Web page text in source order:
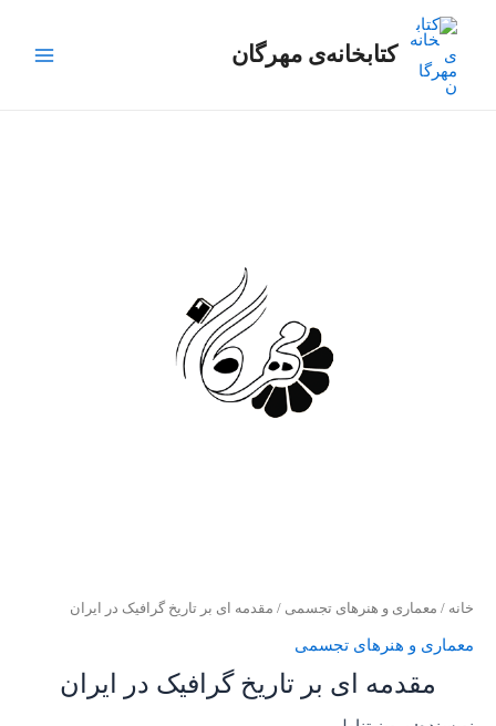
کتابخانه‌ی مهرگان
Menu
خانه / معماری و هنرهای تجسمی / مقدمه ای بر تاریخ گرافیک در ایران
معماری و هنرهای تجسمی
مقدمه ای بر تاریخ گرافیک در ایران